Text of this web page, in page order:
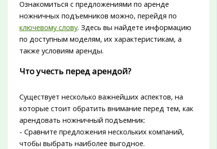
Ознакомиться с предложениями по аренде
ножничных подъемников можно, перейдя по
ключевому слову. Здесь вы найдете информацию
по доступным моделям, их характеристикам, а
также условиям аренды.
Что учесть перед арендой?
Существует несколько важнейших аспектов, на
которые стоит обратить внимание перед тем, как
арендовать ножничный подъемник:
- Сравните предложения нескольких компаний,
чтобы выбрать наиболее выгодное.